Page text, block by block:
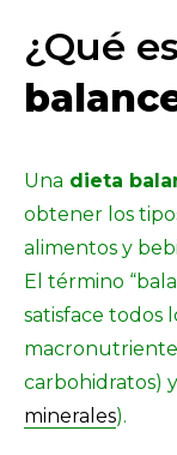
¿Qué
Una dieta
obtener los
alimentos y
El término
satisface todos
carbohidratos)
minerales).